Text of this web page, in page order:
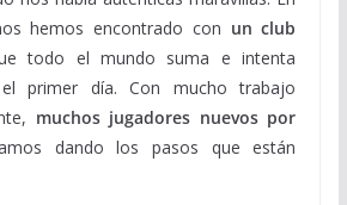
hemos encontrado con un club
todo el mundo suma e intenta
primer día. Con mucho trabajo
muchos jugadores nuevos por
dando los pasos que están